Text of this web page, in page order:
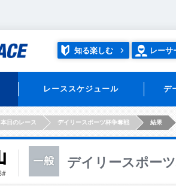
知る楽しむ レーサ
レーススケジュール デ
本日のレース デイリースポーツ杯争奪戦 結果
デイリースポー